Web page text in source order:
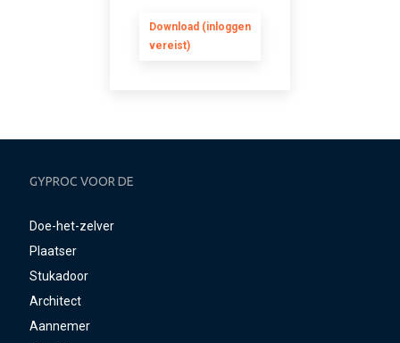
Download (inloggen
vereist)
GYPROC VOOR DE
Doe-het-zelver
Plaatser
Stukadoor
Architect
Aannemer